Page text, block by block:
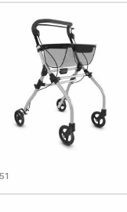
interior
Follow us on